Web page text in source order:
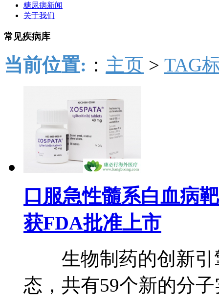
糖尿病新闻
关于我们
常见疾病库
当前位置: ： 主页 > TAG
口服急性髓系白血病
获FDA批准上市
生物制药的创新引
态，共有59个新的分